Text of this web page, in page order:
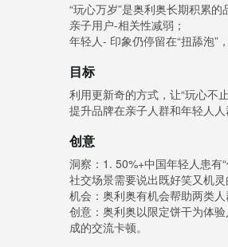
“玩心万岁”是奥利奥长期积累
亲子用户-相关性减弱；
年轻人- 印象仍停留在“扭舔泡”
目标
利用更新奇的方式，让“玩心不
提升品牌在亲子人群和年轻人
创意
洞察：1. 50%+中国年轻人患有
社交场景需要说出既好笑又机
机会：奥利奥有机会帮助两类
创意：奥利奥以限定饼干为体
成的交流卡顿。